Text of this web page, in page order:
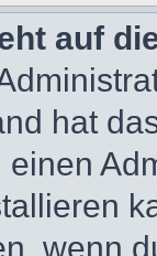
auf
hat
wenn